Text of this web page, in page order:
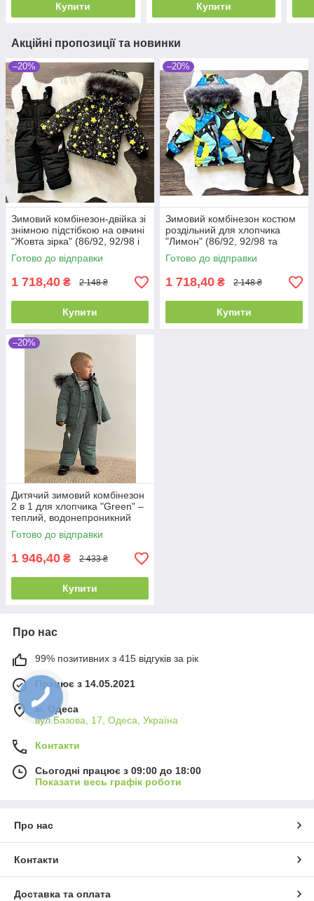
Купити Купити
Акційні пропозиції та новинки
–20%
Зимовий комбінезон-двійка зі
знімною підстібкою на овчині
"Жовта зірка" (86/92, 92/98 і
98/104 см)
Готово до відправки
1 718,40 ₴ 2 148 ₴
Купити
–20%
Зимовий комбінезон костюм
роздільний для хлопчика
"Лимон" (86/92, 92/98 та
98/104 см)
Готово до відправки
1 718,40 ₴ 2 148 ₴
Купити
–20%
Дитячий зимовий комбінезон
2 в 1 для хлопчика "Green" –
теплий, водонепроникний
(розмір 86/92, 92/98, 98/104 і
104/110см)
Готово до відправки
1 946,40 ₴ 2 433 ₴
Купити
Про нас
99% позитивних з 415 відгуків за рік
Працює з 14.05.2021
м. Одеса
вул.Базова, 17, Одеса, Україна
Контакти
Сьогодні працює з 09:00 до 18:00
Показати весь графік роботи
Про нас
Контакти
Доставка та оплата